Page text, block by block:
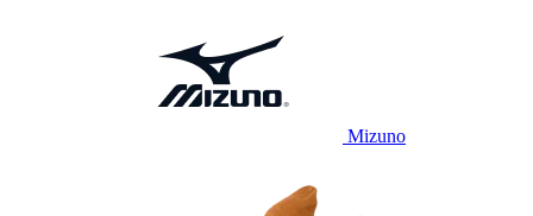
Mizuno